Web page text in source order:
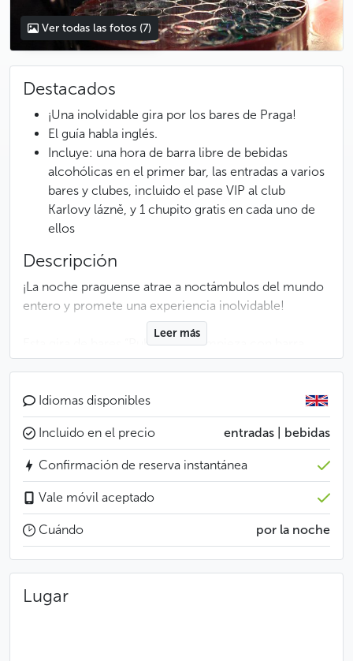
Ver todas las fotos (7)
Destacados
¡Una inolvidable gira por los bares de Praga!
El guía habla inglés.
Incluye: una hora de barra libre de bebidas
alcohólicas en el primer bar, las entradas a varios
bares y clubes, incluido el pase VIP al club
Karlovy lázně, y 1 chupito gratis en cada uno de
ellos
Descripción
¡La noche praguense atrae a noctámbulos del mundo
entero y promete una experiencia inolvidable!
Esta gira de bares “Pub Crawl”, empieza con barra
libre de bebidas alcohólicas en el bar de la casa.
inicio elegida), barra libre de cerveza checa, vino de
Moravia, vodka y absenta.
Después de calentar motores, nos esperan otros dos
o três bares de atmósfera intensa, con un chupito de
bienvenida para celebrar la llegada a cada uno de
ellos.
Terminarás la fiesta en el club de baile de 5 pisos más
grande de Europa Central: Karlovy lázně (un estilo de
música diferente en cada piso), donde puedes
ingresar gratis gracias a la entrada VIP incluida en el
Leer más
Idiomas disponibles
Incluido en el precio entradas | bebidas
Confirmación de reserva instantánea
Vale móvil aceptado
Cuándo por la noche
Lugar